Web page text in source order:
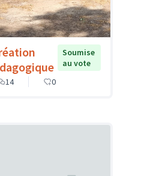
Soumise
au vote
14 0